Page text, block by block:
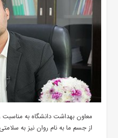
معاون بهداشت دانشگاه به
از جسم ما به نام روان نیز به سلامتی